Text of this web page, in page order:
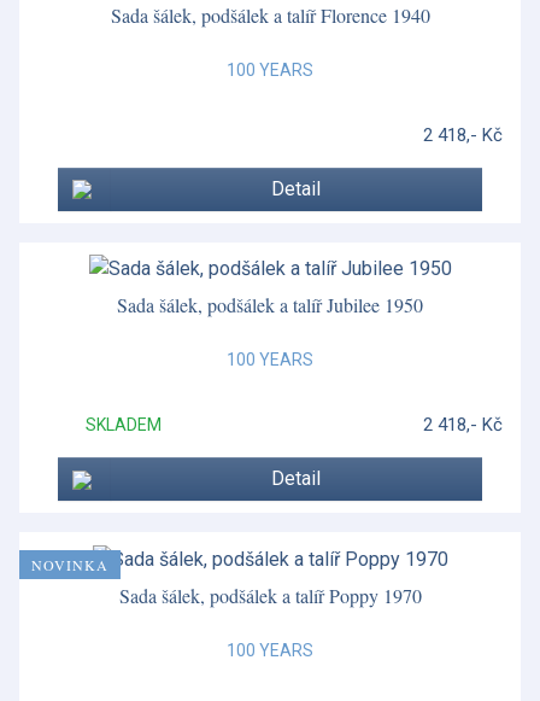
Sada šálek, podšálek a talíř Florence 1940
100 YEARS
2 418,- Kč
Detail
Sada šálek, podšálek a talíř Jubilee 1950
100 YEARS
SKLADEM 2 418,- Kč
Detail
Sada šálek, podšálek a talíř Poppy 1970
100 YEARS
NOVINKA